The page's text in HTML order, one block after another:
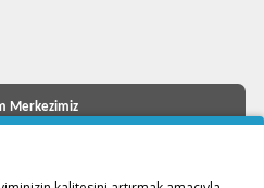
Merkezimiz